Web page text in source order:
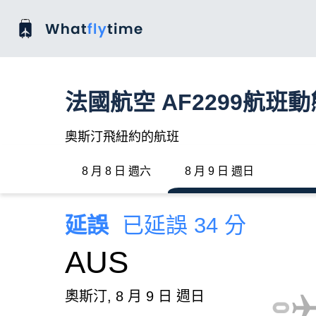
法國航空 AF2299航班動
奧斯汀飛紐約的航班
8 月 8 日 週六 8 月 9 日 週日
延誤 已延誤 34 分
AUS
奧斯汀, 8 月 9 日 週日